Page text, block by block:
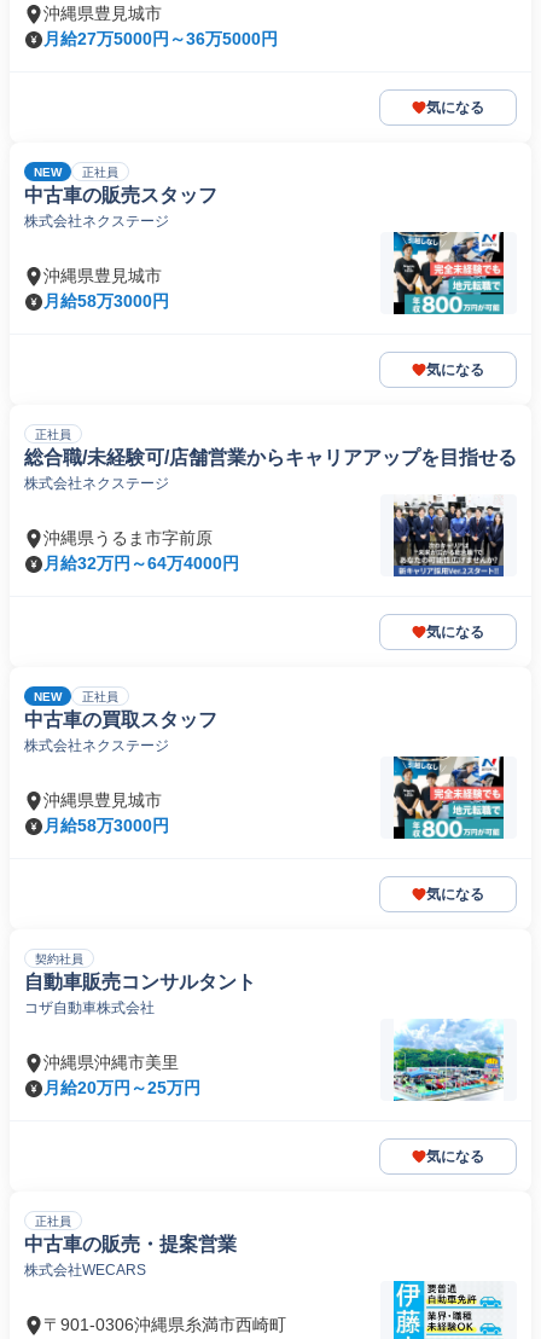
沖縄県豊見城市
月給27万5000円～36万5000円
気になる
NEW 正社員
中古車の販売スタッフ
株式会社ネクステージ
沖縄県豊見城市
月給58万3000円
気になる
正社員
総合職/未経験可/店舗営業からキャリアアップを目指せる
株式会社ネクステージ
沖縄県うるま市字前原
月給32万円～64万4000円
気になる
NEW 正社員
中古車の買取スタッフ
株式会社ネクステージ
沖縄県豊見城市
月給58万3000円
気になる
契約社員
自動車販売コンサルタント
コザ自動車株式会社
沖縄県沖縄市美里
月給20万円～25万円
気になる
正社員
中古車の販売・提案営業
株式会社WECARS
〒901-0306沖縄県糸満市西崎町